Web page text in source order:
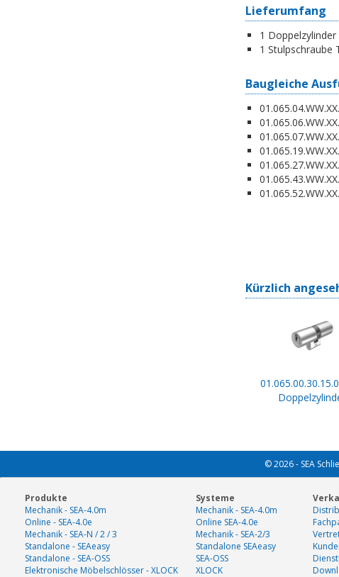
Lieferumfang
1 Doppelzylinder
1 Stulpschraube
Baugleiche
Kürzlich
© 2026 - SEA
Produkte
Mechanik - SEA-4.0m
Online - SEA-4.0e
Mechanik - SEA-N / 2 / 3
Standalone - SEAeasy
Standalone - SEA-OSS
Elektronische Möbelschlösser - XLOCK
Systeme
Mechanik - SEA-4.0m
Online SEA-4.0e
Mechanik - SEA-2/3
Standalone SEAeasy
SEA-OSS
XLOCK